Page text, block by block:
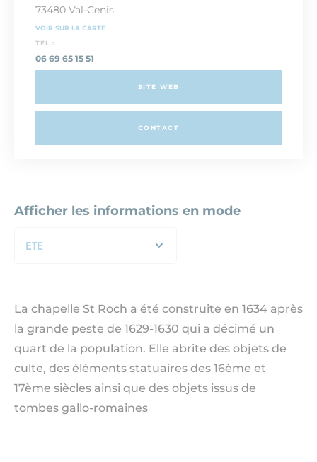
Afficher les informations en mode
ETE
La chapelle St Roch a été construite en 1634 après
la grande peste de 1629-1630 qui a décimé un
quart de la population. Elle abrite des objets de
culte, des éléments statuaires des 16ème et
17ème siècles ainsi que des objets issus de
tombes gallo-romaines
73480 Val-Cenis
VOIR SUR LA CARTE
TEL :
06 69 65 15 51
SITE WEB
CONTACT